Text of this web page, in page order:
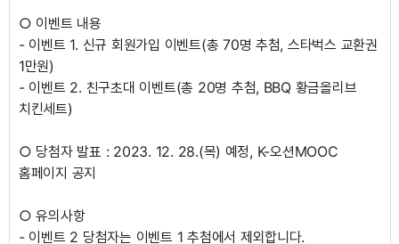
○ 이벤트 내용
- 이벤트 1. 신규 회원가입 이벤트(총 70명 추첨, 스타벅스 교환권
1만원)
- 이벤트 2. 친구초대 이벤트(총 20명 추첨, BBQ 황금올리브
치킨세트)
○ 당첨자 발표 : 2023. 12. 28.(목) 예정, K-오션MOOC
홈페이지 공지
○유의사항
- 이벤트 2 당첨자는 이벤트 1 추첨에서 제외합니다.